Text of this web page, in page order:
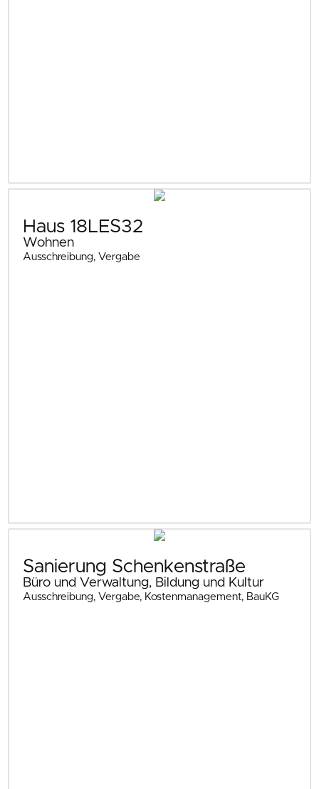
Haus 18LES32
Wohnen
Ausschreibung, Vergabe
Sanierung Schenkenstraße
Büro und Verwaltung, Bildung und Kultur
Ausschreibung, Vergabe, Kostenmanagement, BauKG